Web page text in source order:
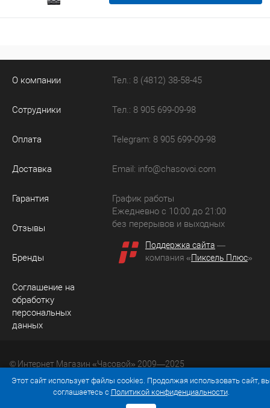
О компании
Сотрудники
Оплата
Доставка
Гарантия
Отзывы
Бренды
Соглашение на
обработку
персональных
данных
Тел.: 8 (4812) 38-58-45
Тел.: 8 905 699-09-98
Telegram: 8 905 699-09-98
Email: info@chasovoi.com
График работы
Ежедневно с 10:00 до 21:00
без перерывов и выходных
Поддержка сайта —
компания «Пиксель Плюс»
© Интернет Магазин «Часовой» 2009—2025
Юридический адрес: 214036 Россия, г. Смоленск, ул.
Рыленкова, д. 61а, кв. 24.
Этот сайт использует файлы cookies. Продолжая использовать сайт,
соглашаетесь с Политикой конфиденциальности.